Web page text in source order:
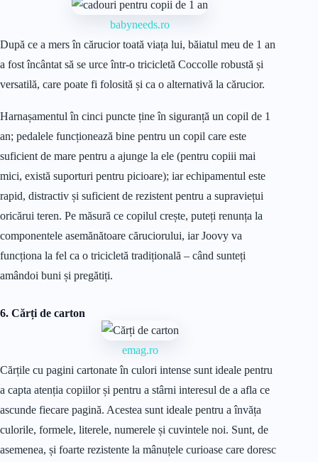
babyneeds.ro
După ce a mers în cărucior toată viața lui, băiatul meu de 1 an
a fost încântat să se urce într-o tricicletă Coccolle robustă și
versatilă, care poate fi folosită și ca o alternativă la cărucior.
Harnașamentul în cinci puncte ține în siguranță un copil de 1
an; pedalele funcționează bine pentru un copil care este
suficient de mare pentru a ajunge la ele (pentru copiii mai
mici, există suporturi pentru picioare); iar echipamentul este
rapid, distractiv și suficient de rezistent pentru a supraviețui
oricărui teren. Pe măsură ce copilul crește, puteți renunța la
componentele asemănătoare căruciorului, iar Joovy va
funcționa la fel ca o tricicletă tradițională – când sunteți
amândoi buni și pregătiți.
6. Cărți de carton
emag.ro
Cărțile cu pagini cartonate în culori intense sunt ideale pentru
a capta atenția copiilor și pentru a stârni interesul de a afla ce
ascunde fiecare pagină. Acestea sunt ideale pentru a învăța
culorile, formele, literele, numerele și cuvintele noi. Sunt, de
asemenea, și foarte rezistente la mânuțele curioase care doresc